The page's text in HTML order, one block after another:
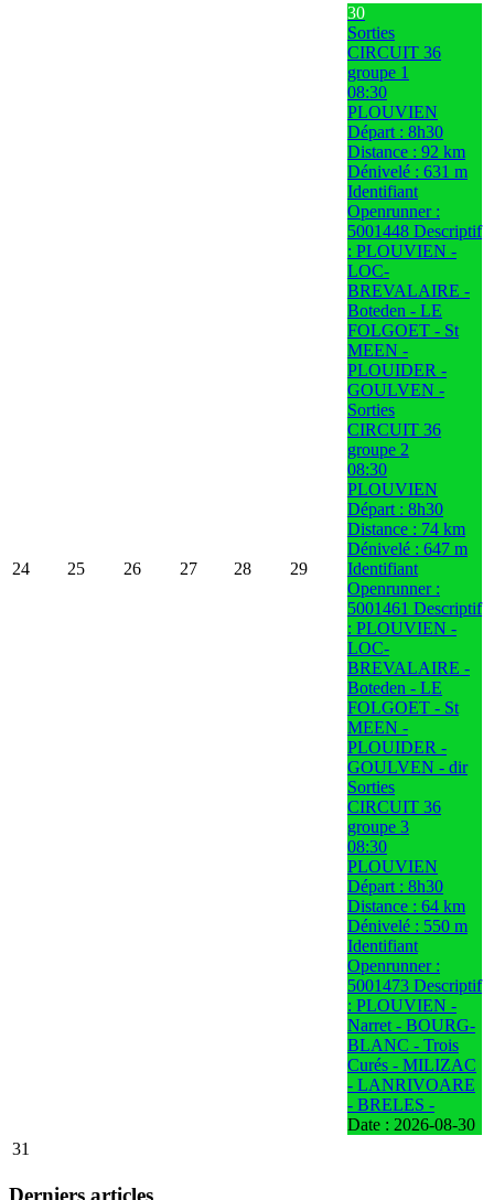
24 25 26 27 28 29
30
Sorties
CIRCUIT 36
groupe 1
08:30
PLOUVIEN
Départ : 8h30
Distance : 92 km
Dénivelé : 631 m
Identifiant
Openrunner :
5001448 Descriptif
: PLOUVIEN -
LOC-
BREVALAIRE -
Boteden - LE
FOLGOET - St
MEEN -
PLOUIDER -
GOULVEN -
Sorties
CIRCUIT 36
groupe 2
08:30
PLOUVIEN
Départ : 8h30
Distance : 74 km
Dénivelé : 647 m
Identifiant
Openrunner :
5001461 Descriptif
: PLOUVIEN -
LOC-
BREVALAIRE -
Boteden - LE
FOLGOET - St
MEEN -
PLOUIDER -
GOULVEN - dir
Sorties
CIRCUIT 36
groupe 3
08:30
PLOUVIEN
Départ : 8h30
Distance : 64 km
Dénivelé : 550 m
Identifiant
Openrunner :
5001473 Descriptif
: PLOUVIEN -
Narret - BOURG-
BLANC - Trois
Curés - MILIZAC
- LANRIVOARE
- BRELES -
Date : 2026-08-30
31
Derniers articles